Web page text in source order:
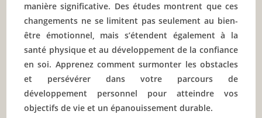
manière significative. Des études montrent que ces
changements ne se limitent pas seulement au bien-
être émotionnel, mais s’étendent également à la
santé physique et au développement de la confiance
en soi. Apprenez comment surmonter les obstacles
et persévérer dans votre parcours de
développement personnel pour atteindre vos
objectifs de vie et un épanouissement durable.